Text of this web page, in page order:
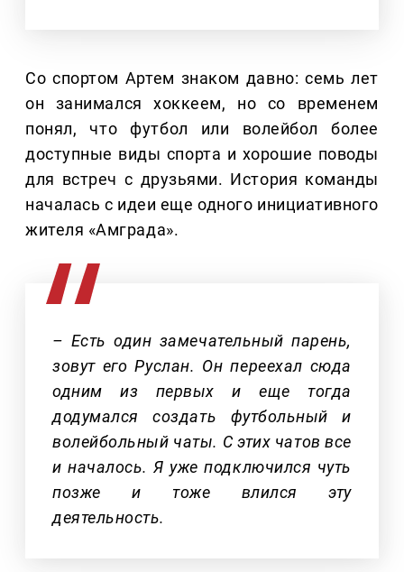
Со спортом Артем знаком давно: семь лет
он занимался хоккеем, но со временем
понял, что футбол или волейбол более
доступные виды спорта и хорошие поводы
для встреч с друзьями. История команды
началась с идеи еще одного инициативного
жителя «Амграда».
– Есть один замечательный парень,
зовут его Руслан. Он переехал сюда
одним из первых и еще тогда
додумался создать футбольный и
волейбольный чаты. С этих чатов все
и началось. Я уже подключился чуть
позже и тоже влился эту
деятельность.